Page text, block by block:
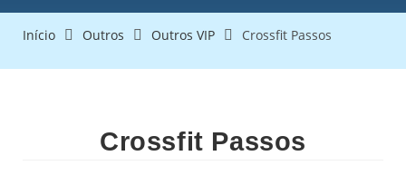
Início Outros Outros VIP Crossfit Passos
Crossfit Passos